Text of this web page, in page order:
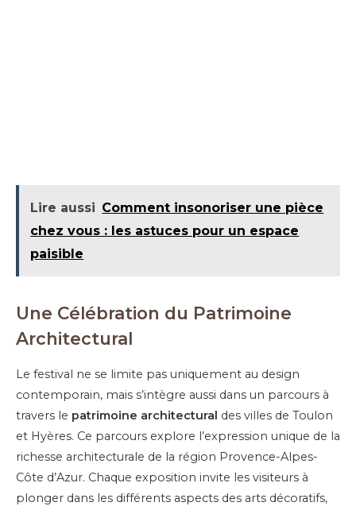
Lire aussi Comment insonoriser une pièce
chez vous : les astuces pour un espace
paisible
Une Célébration du Patrimoine
Architectural
Le festival ne se limite pas uniquement au design
contemporain, mais s’intègre aussi dans un parcours à
travers le patrimoine architectural des villes de Toulon
et Hyères. Ce parcours explore l’expression unique de la
richesse architecturale de la région Provence-Alpes-
Côte d’Azur. Chaque exposition invite les visiteurs à
plonger dans les différents aspects des arts décoratifs,